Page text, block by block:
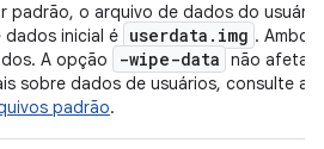
padrão, o arquivo de dados do
dados inicial é userdata.img .
A opção
-wipe-data não afeta
sobre dados de usuários, consulte a
padrão.